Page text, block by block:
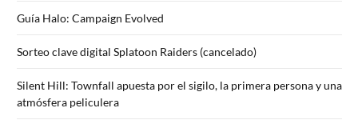
Guía Halo: Campaign Evolved
Sorteo clave digital Splatoon Raiders (cancelado)
Silent Hill: Townfall apuesta por el sigilo, la primera persona y una
atmósfera peliculera